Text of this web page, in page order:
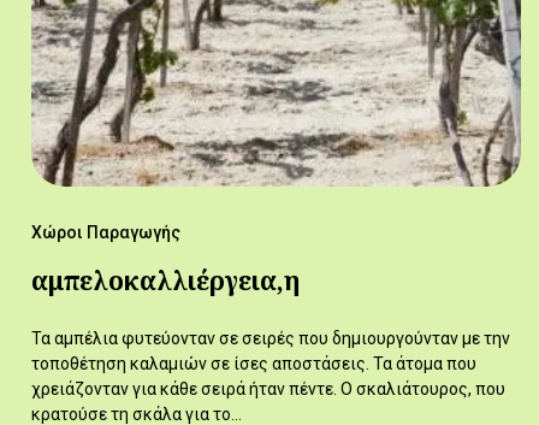
Χώροι Παραγωγής
αμπελοκαλλιέργεια,η
Τα αμπέλια φυτεύονταν σε σειρές που δημιουργούνταν με την
τοποθέτηση καλαμιών σε ίσες αποστάσεις. Τα άτομα που
χρειάζονταν για κάθε σειρά ήταν πέντε. Ο σκαλιάτουρος, που
κρατούσε τη σκάλα για το…